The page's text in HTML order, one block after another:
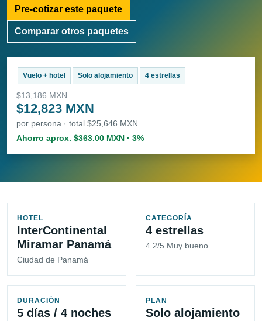
Pre-cotizar este paquete
Comparar otros paquetes
Vuelo + hotel Solo alojamiento 4 estrellas
$13,186 MXN
$12,823 MXN
por persona · total $25,646 MXN
Ahorro aprox. $363.00 MXN · 3%
HOTEL
InterContinental
Miramar Panamá
Ciudad de Panamá
CATEGORÍA
4 estrellas
4.2/5 Muy bueno
DURACIÓN
5 días / 4 noches
PLAN
Solo alojamiento